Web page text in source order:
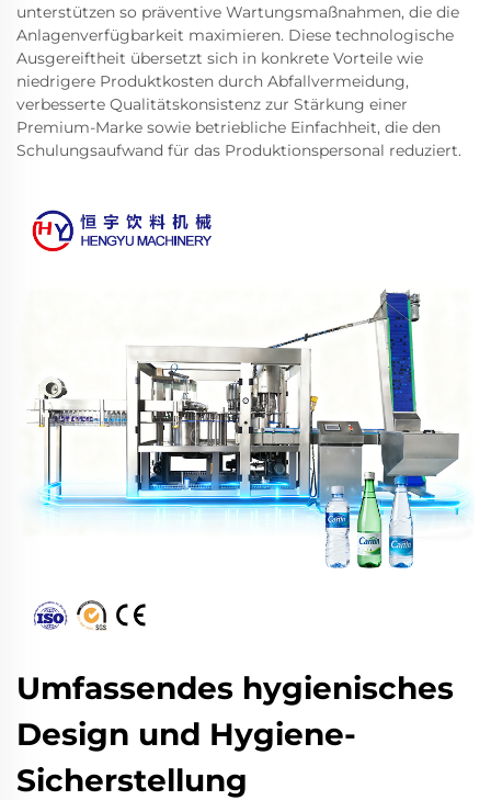
unterstützen so präventive Wartungsmaßnahmen, die die
Anlagenverfügbarkeit maximieren. Diese technologische
Ausgereiftheit übersetzt sich in konkrete Vorteile wie
niedrigere Produktkosten durch Abfallvermeidung,
verbesserte Qualitätskonsistenz zur Stärkung einer
Premium-Marke sowie betriebliche Einfachheit, die den
Schulungsaufwand für das Produktionspersonal reduziert.
Umfassendes hygienisches
Design und Hygiene-
Sicherstellung